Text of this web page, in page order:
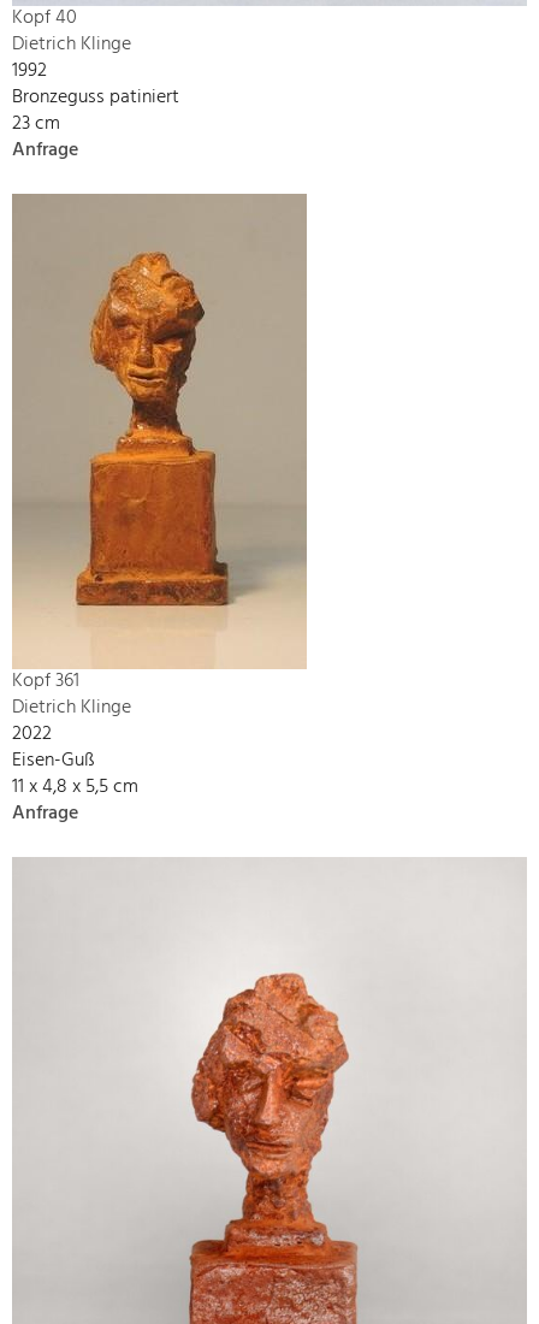
Kopf 40
Dietrich Klinge
1992
Bronzeguss patiniert
23 cm
Anfrage
Kopf 361
Dietrich Klinge
2022
Eisen-Guß
11 x 4,8 x 5,5 cm
Anfrage